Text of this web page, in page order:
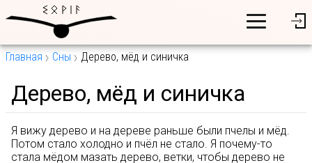
Главная Сны Дерево, мёд и синичка
Дерево, мёд и синичка
Я вижу дерево и на дереве раньше были пчелы и мёд.
Потом стало холодно и пчёл не стало. Я почему-то
стала мёдом мазать дерево, ветки, чтобы дерево не